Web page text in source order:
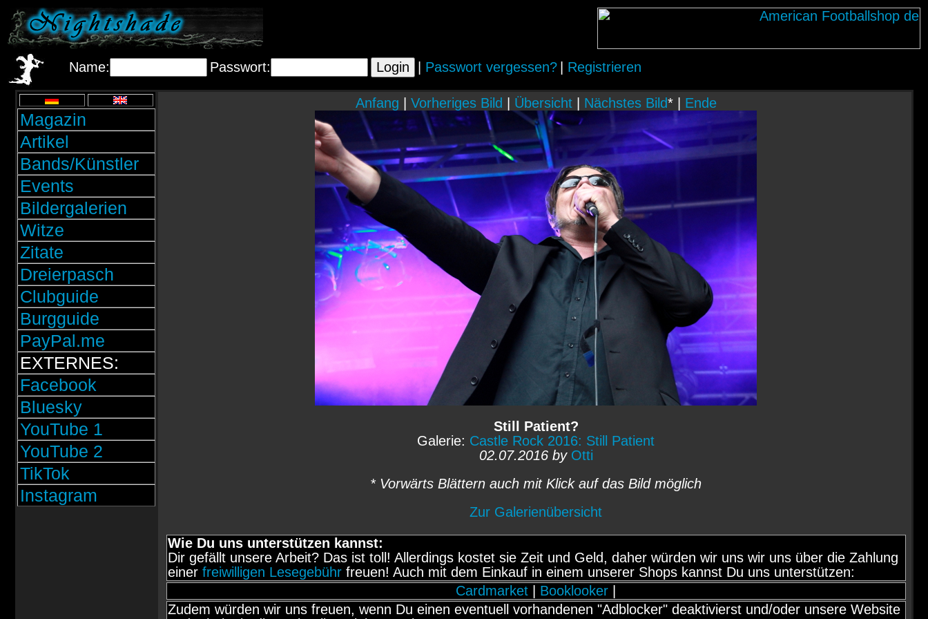
Name: Passwort: Passwort vergessen? Registrieren
Magazin
Artikel
Bands/Künstler
Events
Bildergalerien
Witze
Zitate
Dreierpasch
Clubguide
Burgguide
PayPal.me
EXTERNES:
Facebook
Bluesky
YouTube 1
YouTube 2
TikTok
Instagram
Anfang Vorheriges Bild Übersicht| Nächstes Bild* | Ende
Still Patient?
Galerie: Castle Rock 2016: Still Patient
02.07.2016 by Otti
* Vorwärts Blättern auch mit Klick auf das Bild möglich
Zur Galerienübersicht
Wie Du uns unterstützen kannst:
Dir gefällt unsere Arbeit? Das ist toll! Allerdings kostet sie Zeit und Geld, daher würden wir uns wir uns über die Zahlung
einer freiwilligen Lesegebührfreuen! Auch mit dem Einkauf in einem unserer Shops kannst Du uns unterstützen:
Cardmarket
Booklooker
Zudem würden wir uns freuen, wenn Du einen eventuell vorhandenen "Adblocker" deaktivierst und/oder unsere Website